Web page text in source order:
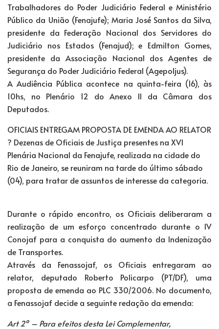
Trabalhadores do Poder Judiciário Federal e Ministério
Público da União (Fenajufe); Maria José Santos da Silva,
presidente da Federação Nacional dos Servidores do
Judiciário nos Estados (Fenajud); e Edmilton Gomes,
presidente da Associação Nacional dos Agentes de
Segurança do Poder Judiciário Federal (Agepoljus).
A Audiência Pública acontece na quinta-feira (16), às
10hs, no Plenário 12 do Anexo II da Câmara dos
Deputados.
OFICIAIS ENTREGAM PROPOSTA DE EMENDA AO RELATOR
? Dezenas de Oficiais de Justiça presentes na XVI
Plenária Nacional da Fenajufe, realizada na cidade do
Rio de Janeiro, se reuniram na tarde do último sábado
(04), para tratar de assuntos de interesse da categoria.
Durante o rápido encontro, os Oficiais deliberaram a
realização de um esforço concentrado durante o IV
Conojaf para a conquista do aumento da Indenização
de Transportes.
Através da Fenassojaf, os Oficiais entregaram ao
relator, deputado Roberto Policarpo (PT/DF), uma
proposta de emenda ao PLC 330/2006. No documento,
a Fenassojaf decide a seguinte redação da emenda:
Art 2º – Para efeitos desta Lei Complementar,